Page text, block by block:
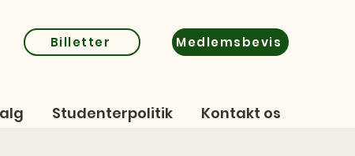
Billetter Medlemsbevis
Studenterpolitik Kontakt os